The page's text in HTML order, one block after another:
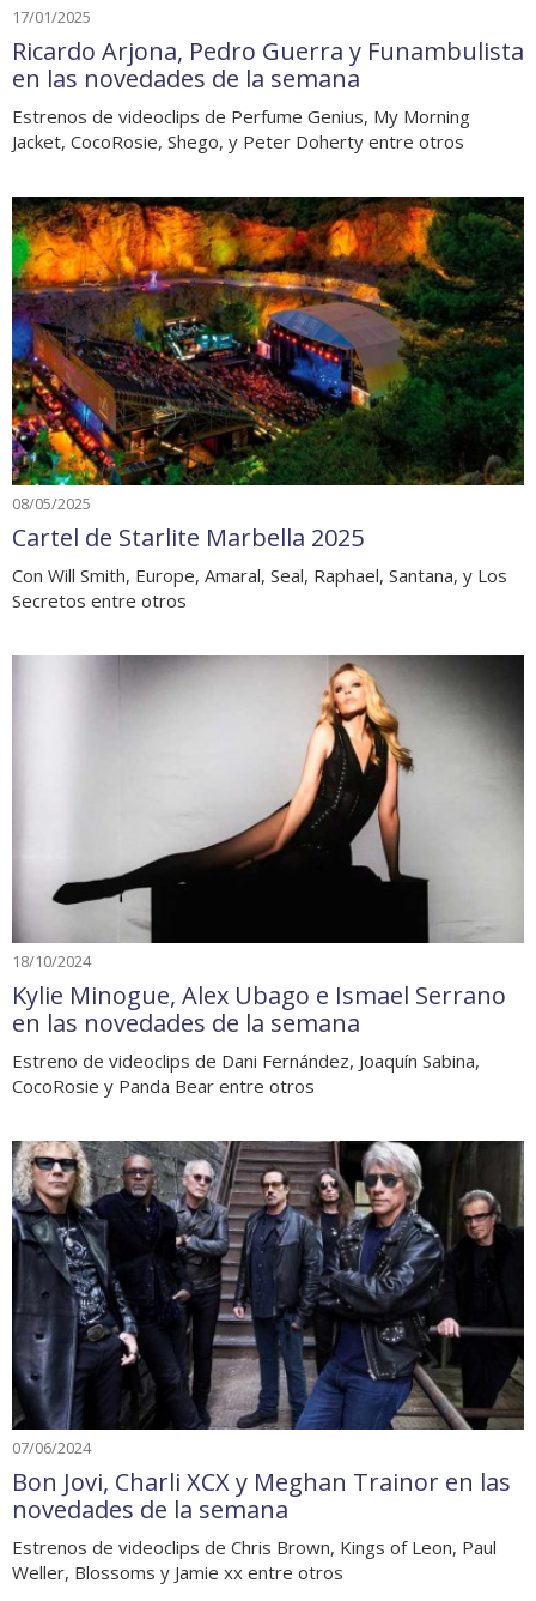
17/01/2025
Ricardo Arjona, Pedro Guerra y Funambulista
en las novedades de la semana
Estrenos de videoclips de Perfume Genius, My Morning
Jacket, CocoRosie, Shego, y Peter Doherty entre otros
08/05/2025
Cartel de Starlite Marbella 2025
Con Will Smith, Europe, Amaral, Seal, Raphael, Santana, y Los
Secretos entre otros
18/10/2024
Kylie Minogue, Alex Ubago e Ismael Serrano
en las novedades de la semana
Estreno de videoclips de Dani Fernández, Joaquín Sabina,
CocoRosie y Panda Bear entre otros
07/06/2024
Bon Jovi, Charli XCX y Meghan Trainor en las
novedades de la semana
Estrenos de videoclips de Chris Brown, Kings of Leon, Paul
Weller, Blossoms y Jamie xx entre otros